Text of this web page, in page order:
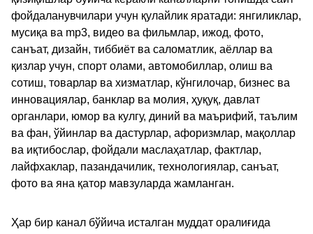
фойдаланувчилари учун қулайлик яратади: янгиликлар,
мусиқа ва mp3, видео ва фильмлар, ижод, фото,
санъат, дизайн, тиббиёт ва саломатлик, аёллар ва
қизлар учун, спорт олами, автомобиллар, олиш ва
сотиш, товарлар ва хизматлар, кўнгилочар, бизнес ва
инновациялар, банклар ва молия, ҳуқуқ, давлат
органлари, юмор ва кулгу, диний ва маърифий, таълим
ва фан, ўйинлар ва дастурлар, афоризмлар, мақоллар
ва иқтибослар, фойдали маслаҳатлар, фактлар,
лайфхаклар, пазандачилик, технологиялар, санъат,
фото ва яна қатор мавзуларда жамланган.
Ҳар бир канал бўйича исталган муддат оралиғида